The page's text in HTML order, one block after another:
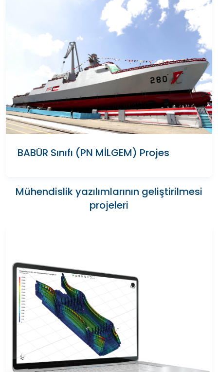
BABÜR Sınıfı (PN MİLGEM) Projes
Mühendislik yazılımlarının geliştirilmesi
projeleri